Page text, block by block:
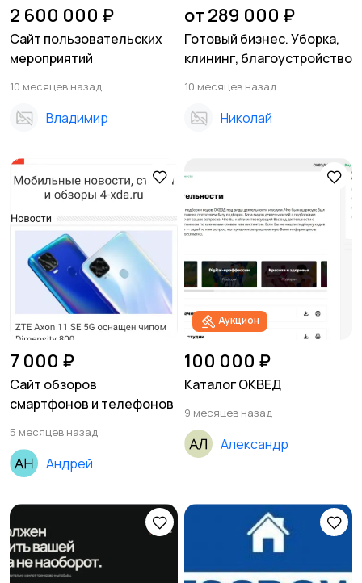
2 600 000 ₽
Сайт пользовательских
мероприятий
10 месяцев назад
Владимир
от 289 000 ₽
Готовый бизнес. Уборка,
клининг, благоустройство
10 месяцев назад
Николай
7 000 ₽
Сайт обзоров
смартфонов и телефонов
5 месяцев назад
Андрей
Аукцион
100 000 ₽
Каталог ОКВЕД
9 месяцев назад
Александр